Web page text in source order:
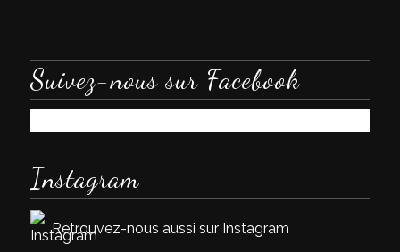
Suivez-nous sur Facebook
Instagram
Retrouvez-nous aussi sur Instagram